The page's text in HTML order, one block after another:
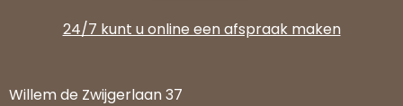
24/7 kunt u online een afspraak maken
Willem de Zwijgerlaan 37